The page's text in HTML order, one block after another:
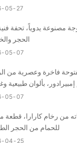
05 27
مصنوعة يدوياً، تحفة
الحجر
05 07
فاخرة وعصرية من
05 07
من رخام كارارا، قطعة
للحمام من الحجر
04 25